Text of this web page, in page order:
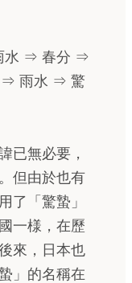
水 ⇒ 春分 ⇒
⇒ 雨水 ⇒ 驚
已無必要，
但由於也有
了「驚蟄」
一様，在歷
來，日本也
」的名稱在